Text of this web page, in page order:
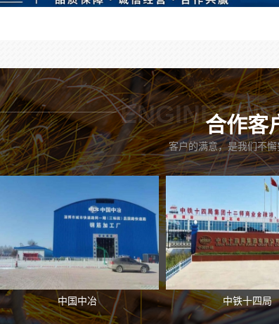
合作客
客户的满意，是我们不
中国中冶 中铁十四局